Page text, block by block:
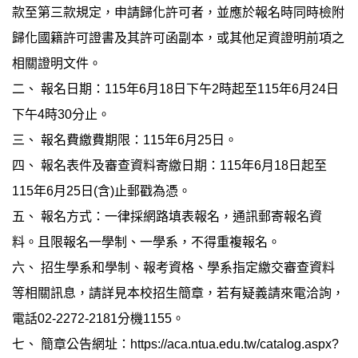
款至第三款規定，申請歸化許可者，並應於報名時同時檢附
歸化國籍許可證書及其許可函副本，或其他足資證明前項之
相關證明文件。
二、 報名日期：115年6月18日下午2時起至115年6月24日
下午4時30分止。
三、 報名費繳費期限：115年6月25日。
四、 報名表件及審查資料寄繳日期：115年6月18日起至
115年6月25日(含)止郵戳為憑。
五、 報名方式：一律採網路填表報名，通訊郵寄報名資
料。且限報名一學制、一學系，不得重複報名。
六、 招生學系和學制、報考資格、學系指定繳交審查資料
等相關訊息，請詳見本校招生簡章，若有疑義請來電洽詢，
電話02-2272-2181分機1155。
七、 簡章公告網址：https://aca.ntua.edu.tw/catalog.aspx?